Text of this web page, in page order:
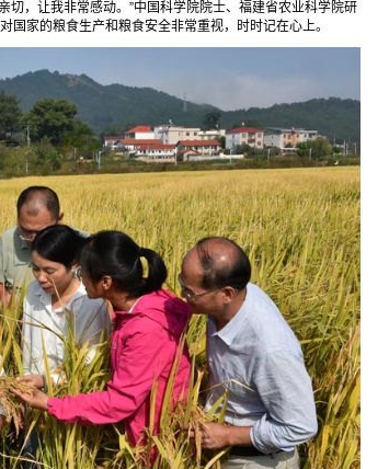
切，让我非常感动。”中国科学院院士、福建省农业科学院研
家的粮食生产和粮食安全非常重视，时时记在心上。